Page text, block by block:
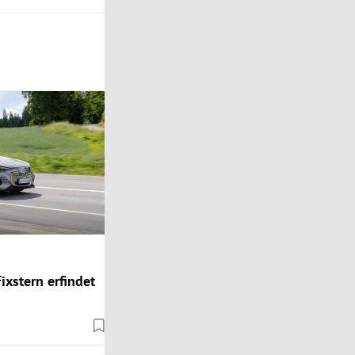
erfindet